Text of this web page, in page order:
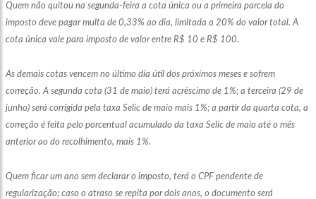
Quem não quitou na segunda-feira a cota única ou a primeira parcela do
imposto deve pagar multa de 0,33% ao dia, limitada a 20% do valor total. A
cota única vale para imposto de valor entre R$ 10 e R$ 100.
As demais cotas vencem no último dia útil dos próximos meses e sofrem
correção. A segunda cota (31 de maio) terá acréscimo de 1%; a terceira (29 de
junho) será corrigida pela taxa Selic de maio mais 1%; a partir da quarta cota, a
correção é feita pelo porcentual acumulado da taxa Selic de maio até o mês
anterior ao do recolhimento, mais 1%.
Quem ficar um ano sem declarar o imposto, terá o CPF pendente de
regularização; caso o atraso se repita por dois anos, o documento será